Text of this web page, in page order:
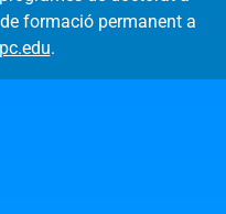
formació permanent a
.